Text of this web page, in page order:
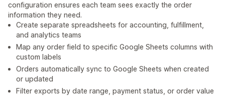
configuration ensures each team sees exactly the order
information they need.
Create separate spreadsheets for accounting, fulfillment,
and analytics teams
Map any order field to specific Google Sheets columns with
custom labels
Orders automatically sync to Google Sheets when created
or updated
Filter exports by date range, payment status, or order value